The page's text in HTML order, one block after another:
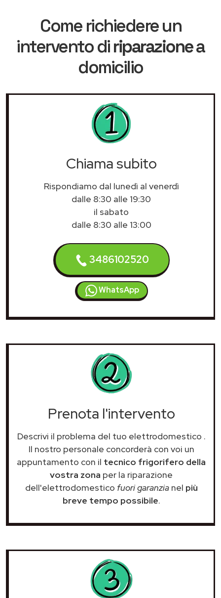
Come richiedere un
intervento diriparazionea
domicilio
Chiama subito
Rispondiamo dal lunedì al venerdì
dalle 8:30 alle 19:30
il sabato
dalle 8:30 alle 13:00
3486102520
WhatsApp
Prenota l'intervento
Descrivi il problema del tuo elettrodomestico .
Il nostro personale concorderà con voi un
appuntamento con il tecnico frigorifero della
vostra zona per la riparazione
dell'elettrodomestico fuori garanzianel più
breve tempo possibile.